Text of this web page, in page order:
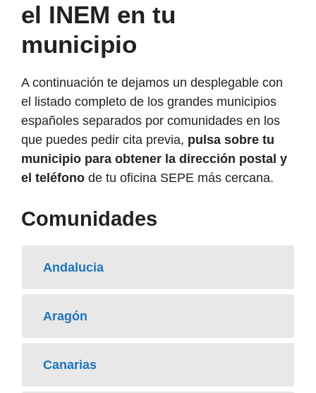
el INEM en tu
municipio
A continuación te dejamos un desplegable con
el listado completo de los grandes municipios
españoles separados por comunidades en los
que puedes pedir cita previa, pulsa sobre tu
municipio para obtener la dirección postal y
el teléfono de tu oficina SEPE más cercana.
Comunidades
Andalucia
Aragón
Canarias